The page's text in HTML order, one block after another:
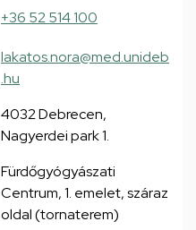
+36 52 514 100
lakatos.nora@med.unideb
.hu
4032 Debrecen,
Nagyerdei park 1.
Fürdőgyógyászati
Centrum, 1. emelet, száraz
oldal (tornaterem)